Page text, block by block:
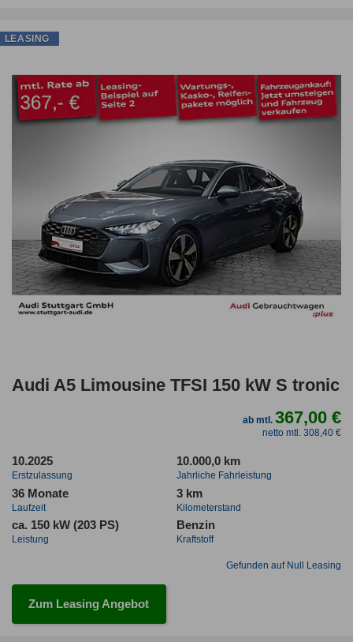
Audi A5 Limousine TFSI 150 kW S tronic
ab mtl.367,00 €
netto mtl. 308,40 €
10.2025
Erstzulassung
10.000,0 km
Jahrliche Fahrleistung
36 Monate
Laufzeit
3 km
Kilometerstand
ca. 150 kW (203 PS)
Leistung
Benzin
Kraftstoff
Gefunden auf Null Leasing
Zum Leasing Angebot
LEASING